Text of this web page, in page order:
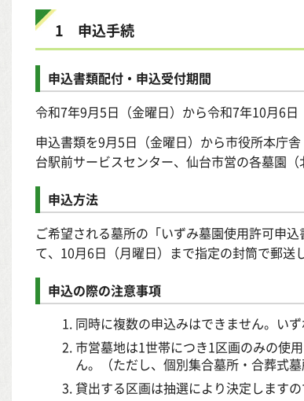
1 申込手続
申込書類配付・申込受付期間
令和7年9月5日（金曜日）から令和7年10月6
申込書類を9月5日（金曜日）から市役所本庁
台駅前サービスセンター、仙台市営の各墓園
申込方法
ご希望される墓所の「いずみ墓園使用許可申
て、10月6日（月曜日）まで指定の封筒で郵送
申込の際の注意事項
同時に複数の申込みはできません。い
市営墓地は1世帯につき1区画のみの使
ん。（ただし、個別集合墓所・合葬式墓
貸出する区画は抽選により決定します